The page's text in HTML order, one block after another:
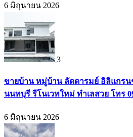
6 มิถุนายน 2026
3
ขายบ้าน หมู่บ้าน ลัดดารมย์ อิลิแกร
นนทบุรี รีโนเวทใหม่ ทำเลสวย โทร
6 มิถุนายน 2026